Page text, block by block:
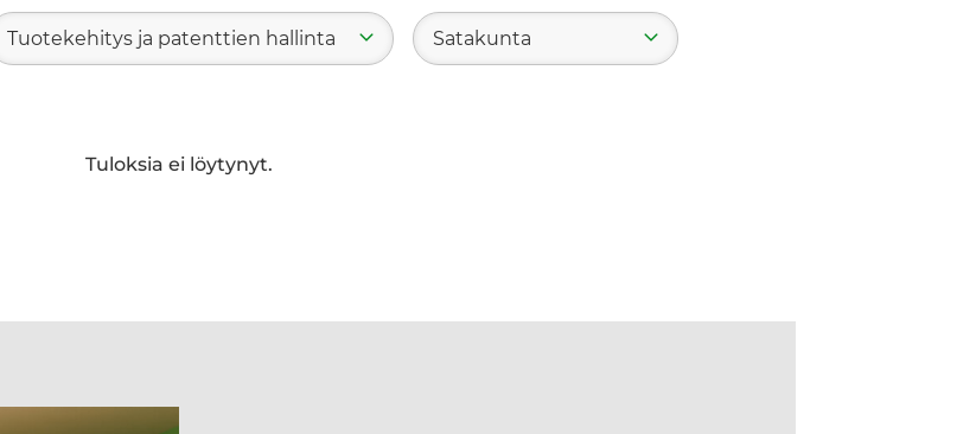
Tuotekehitys ja patenttien hallinta Satakunta
Tuloksia ei löytynyt.